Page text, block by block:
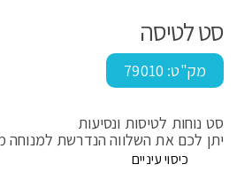
סט לטיסה
מק"ט: 79010
סט נוחות לטיסות ונסיעות
יתן לכם את השלווה הנדרשת למנוחה
כיסוי עיניים